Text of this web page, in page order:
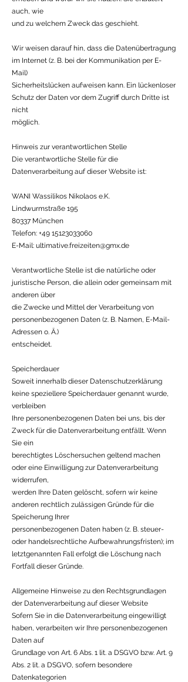
auch, wie
und zu welchem Zweck das geschieht.
Wir weisen darauf hin, dass die Datenübertragung
im Internet (z. B. bei der Kommunikation per E-
Mail)
Sicherheitslücken aufweisen kann. Ein lückenloser
Schutz der Daten vor dem Zugriff durch Dritte ist
nicht
möglich.
Hinweis zur verantwortlichen Stelle
Die verantwortliche Stelle für die
Datenverarbeitung auf dieser Website ist:
WANI Wassilikos Nikolaos e.K.
Lindwurmstraße 195
80337 München
Telefon: +49 15123033060
E-Mail: ultimative.freizeiten@gmx.de
Verantwortliche Stelle ist die natürliche oder
juristische Person, die allein oder gemeinsam mit
anderen über
die Zwecke und Mittel der Verarbeitung von
personenbezogenen Daten (z. B. Namen, E-Mail-
Adressen o. Ä.)
entscheidet.
Speicherdauer
Soweit innerhalb dieser Datenschutzerklärung
keine speziellere Speicherdauer genannt wurde,
verbleiben
Ihre personenbezogenen Daten bei uns, bis der
Zweck für die Datenverarbeitung entfällt. Wenn
Sie ein
berechtigtes Löschersuchen geltend machen
oder eine Einwilligung zur Datenverarbeitung
widerrufen,
werden Ihre Daten gelöscht, sofern wir keine
anderen rechtlich zulässigen Gründe für die
Speicherung Ihrer
personenbezogenen Daten haben (z. B. steuer-
oder handelsrechtliche Aufbewahrungsfristen); im
letztgenannten Fall erfolgt die Löschung nach
Fortfall dieser Gründe.
Allgemeine Hinweise zu den Rechtsgrundlagen
der Datenverarbeitung auf dieser Website
Sofern Sie in die Datenverarbeitung eingewilligt
haben, verarbeiten wir Ihre personenbezogenen
Daten auf
Grundlage von Art. 6 Abs. 1 lit. a DSGVO bzw. Art. 9
Abs. 2 lit. a DSGVO, sofern besondere
Datenkategorien